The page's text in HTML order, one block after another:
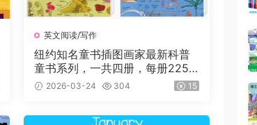
英文阅读/写作
纽约知名童书插图画家最新科普
童书系列，一共四册，每册225
页，自然+海洋+食物+农场四大
2026-03-24 304 15